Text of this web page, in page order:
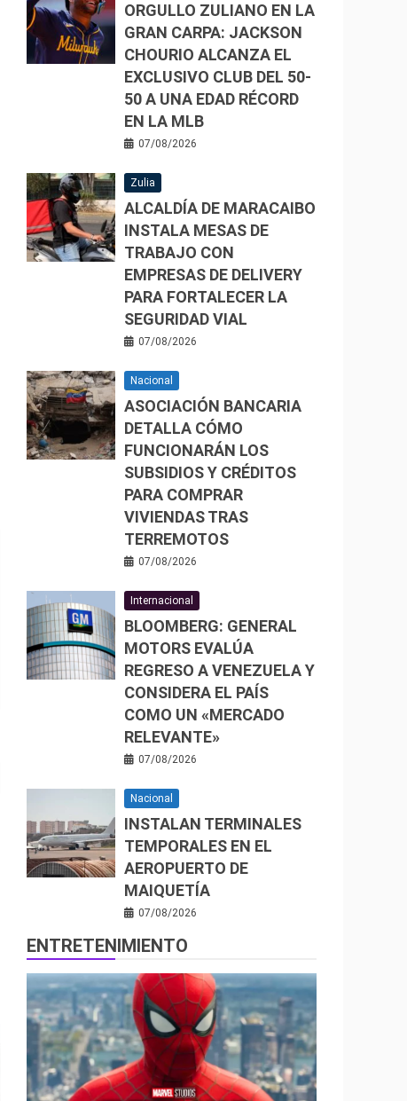
ORGULLO ZULIANO EN LA
GRAN CARPA: JACKSON
CHOURIO ALCANZA EL
EXCLUSIVO CLUB DEL 50-
50 A UNA EDAD RÉCORD
EN LA MLB
07/08/2026
Zulia
ALCALDÍA DE MARACAIBO
INSTALA MESAS DE
TRABAJO CON
EMPRESAS DE DELIVERY
PARA FORTALECER LA
SEGURIDAD VIAL
07/08/2026
Nacional
ASOCIACIÓN BANCARIA
DETALLA CÓMO
FUNCIONARÁN LOS
SUBSIDIOS Y CRÉDITOS
PARA COMPRAR
VIVIENDAS TRAS
TERREMOTOS
07/08/2026
Internacional
BLOOMBERG: GENERAL
MOTORS EVALÚA
REGRESO A VENEZUELA Y
CONSIDERA EL PAÍS
COMO UN «MERCADO
RELEVANTE»
07/08/2026
Nacional
INSTALAN TERMINALES
TEMPORALES EN EL
AEROPUERTO DE
MAIQUETÍA
07/08/2026
ENTRETENIMIENTO